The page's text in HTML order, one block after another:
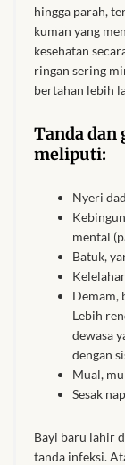
hingga parah,
kuman yang
kesehatan
ringan sering
bertahan lebih
Tanda dan
meliputi:
Nyeri
mental
Batuk,
Demam,
Lebih
dewasa
dengan
Mual,
Sesak
Bayi baru lahir
tanda infeksi.